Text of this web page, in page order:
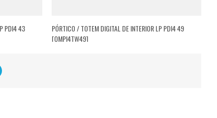
PDI4 43
PÓRTICO / TOTEM DIGITAL DE INTERIOR LP PDI4 49
[QMPI4TW49]